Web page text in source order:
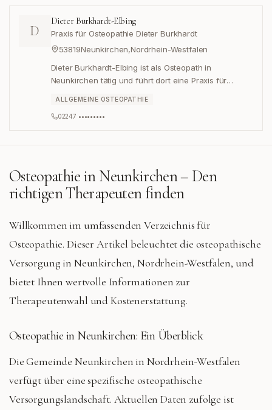
D
Dieter Burkhardt-Elbing
Praxis für Osteopathie Dieter Burkhardt
53819Neunkirchen,Nordrhein-Westfalen
Dieter Burkhardt-Elbing ist als Osteopath in
Neunkirchen tätig und führt dort eine Praxis für
ALLGEMEINE OSTEOPATHIE
02247 •••••••••
Osteopathie inNeunkirchen– Den
richtigen Therapeuten finden
Willkommen im umfassenden Verzeichnis für
Osteopathie. Dieser Artikel beleuchtet die osteopathische
Versorgung in Neunkirchen, Nordrhein-Westfalen, und
bietet Ihnen wertvolle Informationen zur
Therapeutenwahl und Kostenerstattung.
Osteopathie in Neunkirchen: Ein Überblick
Die Gemeinde Neunkirchen in Nordrhein-Westfalen
verfügt über eine spezifische osteopathische
Versorgungslandschaft. Aktuellen Daten zufolge ist